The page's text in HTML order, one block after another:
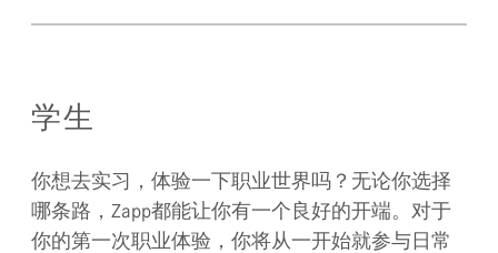
学生
你想去实习，体验一下职业世界吗？无论你选择
哪条路，Zapp都能让你有一个良好的开端。对于
你的第一次职业体验，你将从一开始就参与日常